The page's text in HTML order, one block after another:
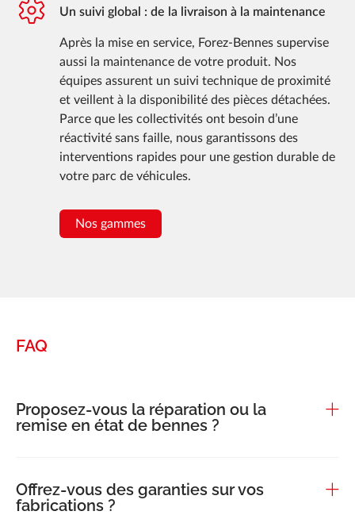
Un suivi global : de la livraison à la maintenance
Après la mise en service, Forez-Bennes supervise
aussi la maintenance de votre produit. Nos
équipes assurent un suivi technique de proximité
et veillent à la disponibilité des pièces détachées.
Parce que les collectivités ont besoin d’une
réactivité sans faille, nous garantissons des
interventions rapides pour une gestion durable de
votre parc de véhicules.
Nos gammes
FAQ
Proposez-vous la réparation ou la
remise en état de bennes ?
Offrez-vous des garanties sur vos
fabrications ?